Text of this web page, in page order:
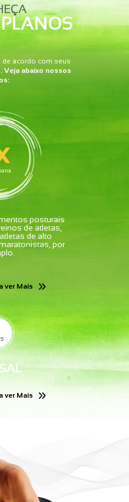
acordo com seus
Veja abaixo nossos
posturais
de atletas,
de alto
por
ver Mais
ver Mais